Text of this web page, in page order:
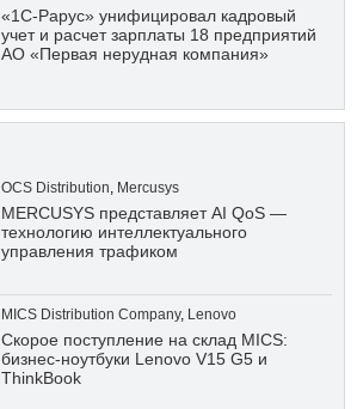
«1С-Рарус» унифицировал кадровый
учет и расчет зарплаты 18 предприятий
АО «Первая нерудная компания»
OCS Distribution Mercusys
MERCUSYS представляет AI QoS —
технологию интеллектуального
управления трафиком
MICS Distribution Company, Lenovo
Скорое поступление на склад MICS:
бизнес-ноутбуки Lenovo V15 G5 и
ThinkBook